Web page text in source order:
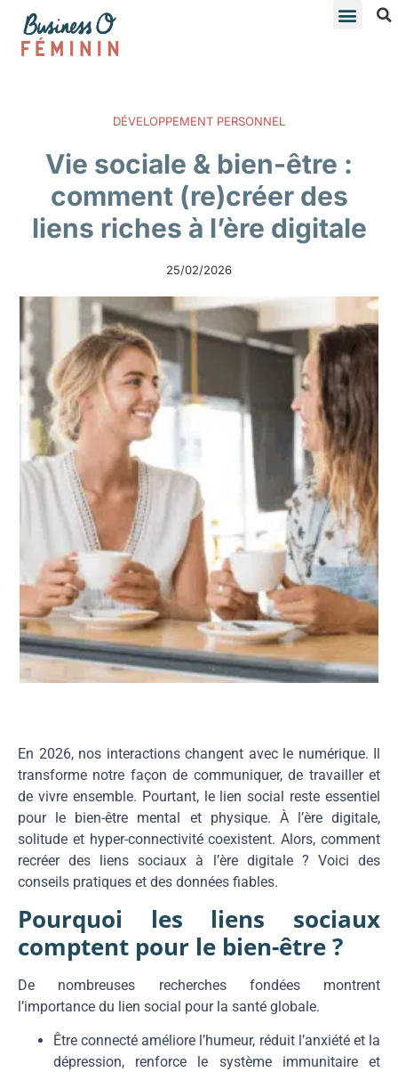
DÉVELOPPEMENT PERSONNEL
Vie sociale & bien-être :
comment (re)créer des
liens riches à l’ère digitale
25/02/2026
En 2026, nos interactions changent avec le numérique. Il
transforme notre façon de communiquer, de travailler et
de vivre ensemble. Pourtant, le lien social reste essentiel
pour le bien-être mental et physique. À l’ère digitale,
solitude et hyper-connectivité coexistent. Alors, comment
recréer des liens sociaux à l’ère digitale ? Voici des
conseils pratiques et des données fiables.
Pourquoi les liens sociaux
comptent pour le bien-être ?
De nombreuses recherches fondées montrent
l’importance du lien social pour la santé globale.
Être connecté améliore l’humeur, réduit l’anxiété et la
dépression, renforce le système immunitaire et